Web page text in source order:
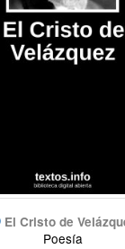
El Cristo de
Poesía